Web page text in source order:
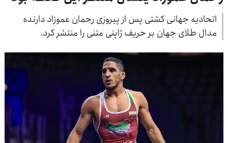
اتحادیه جهانی کشتی پس از پیروزی رحمان عموزاد دارنده
مدال طلای جهان بر حریف ژاپنی متنی را منتشر کرد.